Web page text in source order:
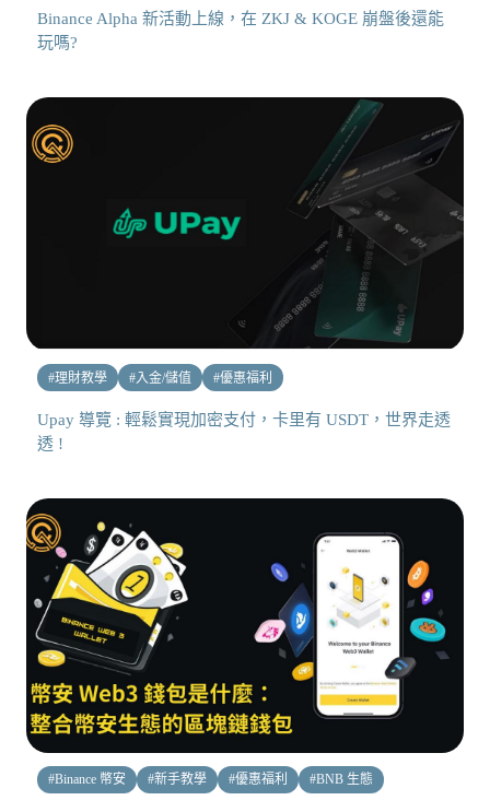
Binance Alpha 新活動上線，在 ZKJ & KOGE 崩盤後還能
玩嗎?
#理財教學 #入金/儲值 #優惠福利
Upay 導覽 : 輕鬆實現加密支付，卡里有 USDT，世界走透
透 !
#Binance 幣安 #新手教學 #優惠福利 #BNB 生態